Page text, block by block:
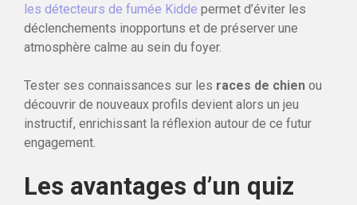
les détecteurs de fumée Kidde permet d’éviter les
déclenchements inopportuns et de préserver une
atmosphère calme au sein du foyer.
Tester ses connaissances sur les races de chien ou
découvrir de nouveaux profils devient alors un jeu
instructif, enrichissant la réflexion autour de ce futur
engagement.
Les avantages d’un quiz